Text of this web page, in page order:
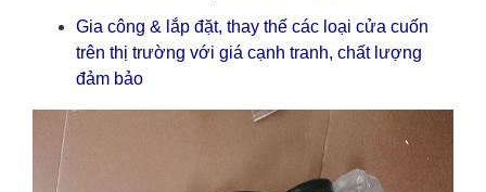
Gia công & lắp đặt, thay thế các loại cửa cuốn
trên thị trường với giá cạnh tranh, chất lượng
đảm bảo